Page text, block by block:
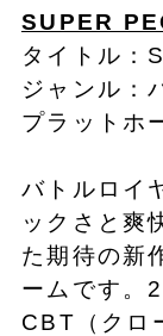
SUPER
タイトル：
ジャンル：
プラットホ
バトルロイ
ックさと爽
た期待の新
ームです。
CBT（クロ